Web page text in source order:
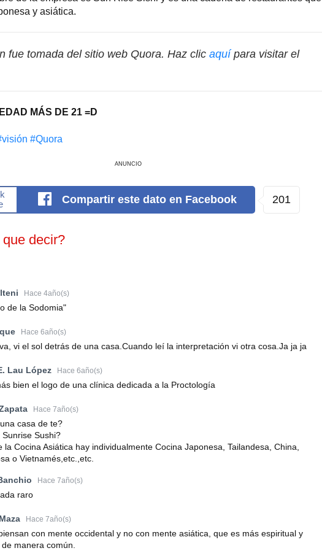
y asiática.
fue tomada del sitio web Quora. Haz clic aquípara visitar el
MÁS DE 21 =D
#Quora
ANUNCIO
Compartir este dato en Facebook 201
decir?
Hace 4año(s)
de la Sodomia"
Hace 6año(s)
vi el sol detrás de una casa.Cuando leí la interpretación vi otra cosa.Ja ja ja
Lau López Hace 6año(s)
bien el logo de una clínica dedicada a la Proctología
Hace 7año(s)
casa de te?
Sushi?
la Cocina Asiática hay individualmente Cocina Japonesa, Tailandesa, China,
o Vietnamés,etc.,etc.
Hace 7año(s)
raro
Hace 7año(s)
con mente occidental y no con mente asiática, que es más espiritual y
manera común.